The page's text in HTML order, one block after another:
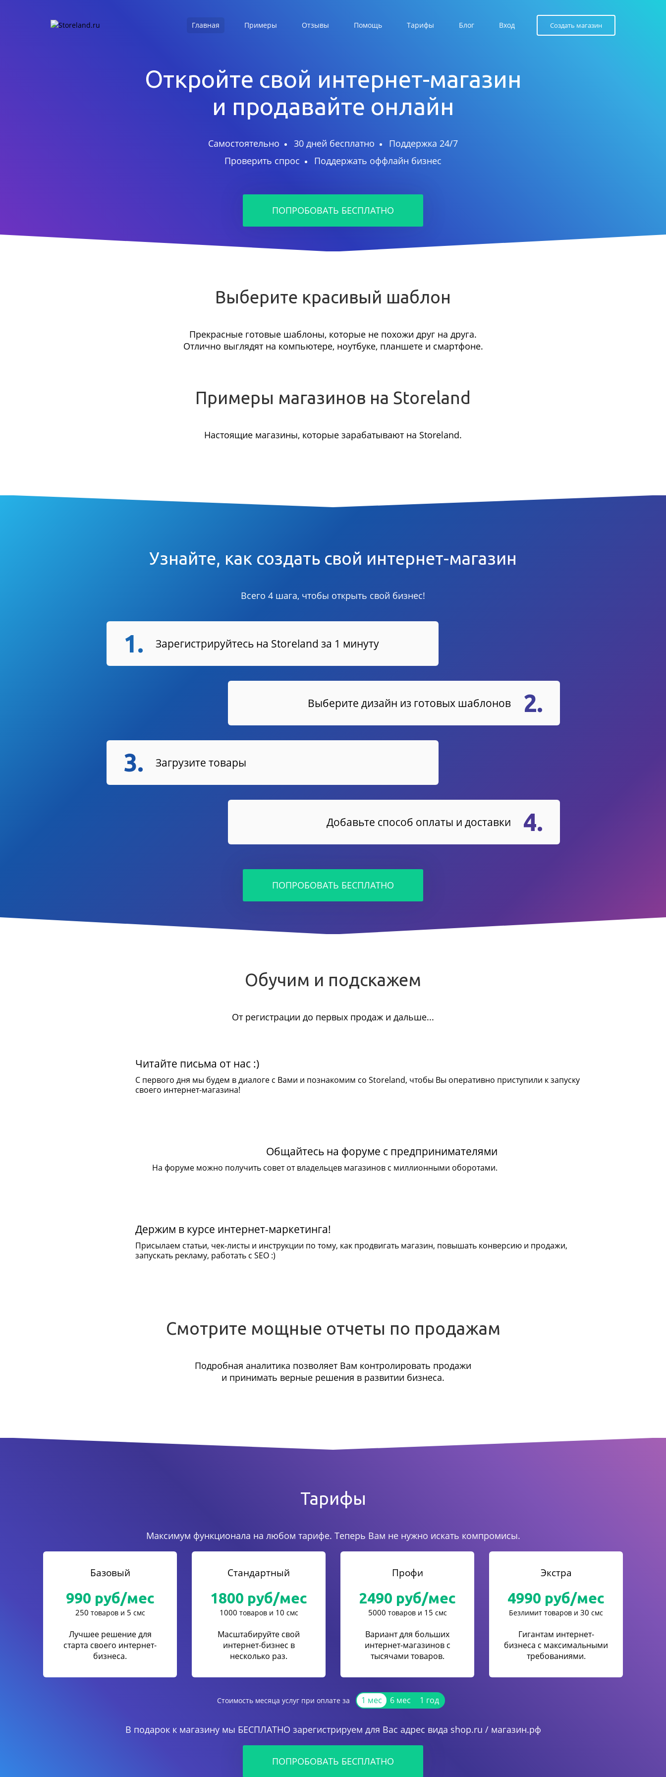
Главная Примеры Отзывы Помощь Тарифы Блог Вход Создать магазин
Откройте свой интернет-магазин
и продавайте онлайн
Самостоятельно 30 дней бесплатно
Поддержка 24/7
Проверить спрос
Поддержать оффлайн бизнес
ПОПРОБОВАТЬ БЕСПЛАТНО
Выберите красивый шаблон
Прекрасные готовые шаблоны, которые не похожи друг на друга.
Отлично выглядят на компьютере, ноутбуке, планшете и смартфоне.
Примеры магазинов на Storeland
Настоящие магазины, которые зарабатывают на Storeland.
Узнайте, как создать свой интернет-магазин
Всего 4 шага, чтобы открыть свой бизнес!
1. Зарегистрируйтесь на Storeland за 1 минуту
2.
Выберите дизайн из готовых шаблонов
3. Загрузите товары
4.
Добавьте способ оплаты и доставки
ПОПРОБОВАТЬ БЕСПЛАТНО
Обучим и подскажем
От регистрации до первых продаж и дальше...
Читайте письма от нас :)
С первого дня мы будем в диалоге с Вами и познакомим со Storeland, чтобы Вы оперативно приступили к запуску
своего интернет-магазина!
Общайтесь на форуме с предпринимателями
На форуме можно получить совет от владельцев магазинов с миллионными оборотами.
Держим в курсе интернет-маркетинга!
Присылаем статьи, чек-листы и инструкции по тому, как продвигать магазин, повышать конверсию и продажи,
запускать рекламу, работать с SEO :)
Смотрите мощные отчеты по продажам
Подробная аналитика позволяет Вам контролировать продажи
и принимать верные решения в развитии бизнеса.
Тарифы
Максимум функционала на любом тарифе. Теперь Вам не нужно искать компромисы.
Базовый
990 руб/мес
250 товаров и 5 смс
Лучшее решение для
старта своего интернет-
бизнеса.
Стандартный
1800 руб/мес
1000 товаров и 10 смс
Масштабируйте свой
интернет-бизнес в
несколько раз.
Профи
2490 руб/мес
5000 товаров и 15 смс
Вариант для больших
интернет-магазинов с
тысячами товаров.
Экстра
4990 руб/мес
Безлимит товаров и 30 смс
Гигантам интернет-
бизнеса с максимальными
требованиями.
Стоимость месяца услуг при оплате за 1 мес 6 мес 1 год
В подарок к магазину мы БЕСПЛАТНО зарегистрируем для Вас адрес вида shop.ru / магазин.рф
ПОПРОБОВАТЬ БЕСПЛАТНО